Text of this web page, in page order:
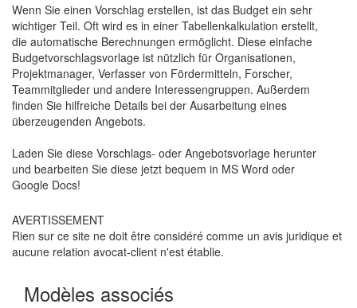
Wenn Sie einen Vorschlag erstellen, ist das Budget ein sehr
wichtiger Teil. Oft wird es in einer Tabellenkalkulation erstellt,
die automatische Berechnungen ermöglicht. Diese einfache
Budgetvorschlagsvorlage ist nützlich für Organisationen,
Projektmanager, Verfasser von Fördermitteln, Forscher,
Teammitglieder und andere Interessengruppen. Außerdem
finden Sie hilfreiche Details bei der Ausarbeitung eines
überzeugenden Angebots.
Laden Sie diese Vorschlags- oder Angebotsvorlage herunter
und bearbeiten Sie diese jetzt bequem in MS Word oder
Google Docs!
AVERTISSEMENT
Rien sur ce site ne doit être considéré comme un avis juridique et
aucune relation avocat-client n'est établie.
Modèles associés